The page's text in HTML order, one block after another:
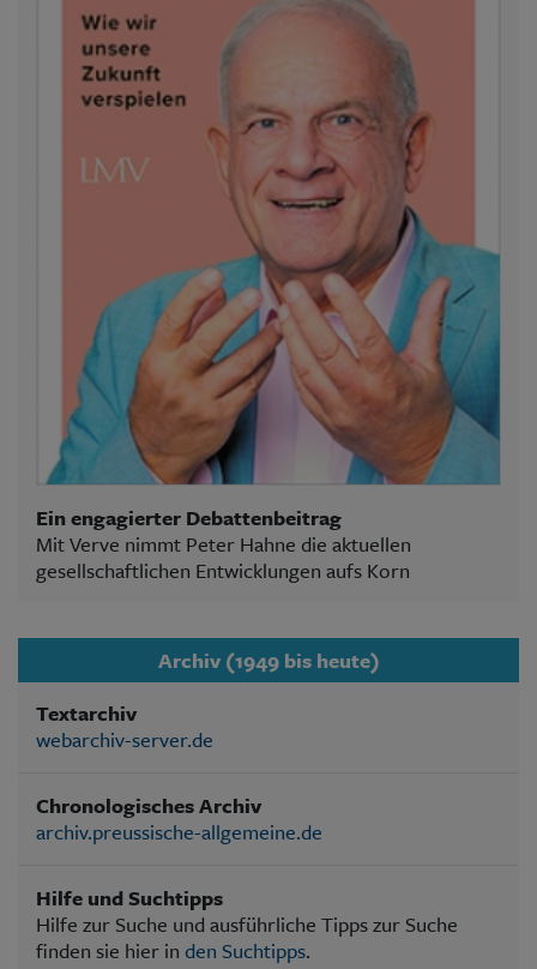
Ein engagierter Debattenbeitrag
Mit Verve nimmt Peter Hahne die aktuellen
gesellschaftlichen Entwicklungen aufs Korn
Archiv (1949 bis heute)
Textarchiv
webarchiv-server.de
Chronologisches Archiv
archiv.preussische-allgemeine.de
Hilfe und Suchtipps
Hilfe zur Suche und ausführliche Tipps zur Suche
finden sie hier in den Suchtipps.